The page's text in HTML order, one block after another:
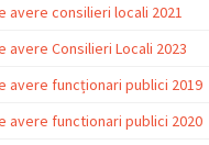
avere consilieri locali 2021
avere Consilieri Locali 2023
avere funcționari publici 2019
avere functionari publici 2020